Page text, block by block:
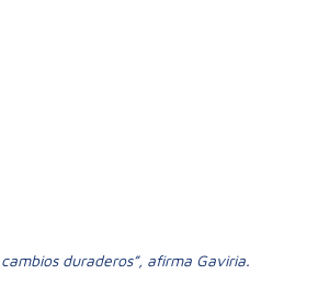
duraderos”, afirma Gaviria.